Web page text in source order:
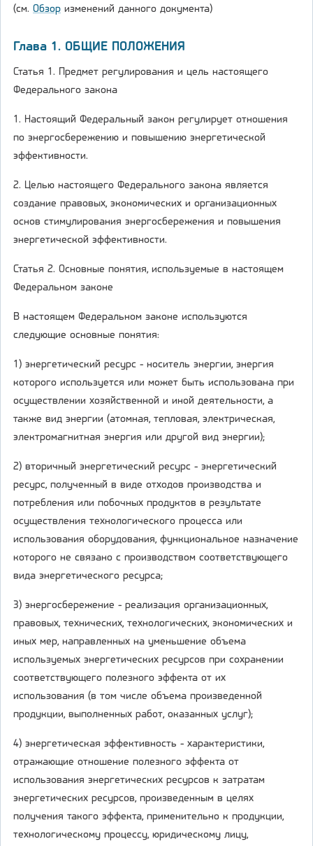
(см. Обзор изменений данного документа)
Глава 1. ОБЩИЕ ПОЛОЖЕНИЯ
Статья 1. Предмет регулирования и цель настоящего
Федерального закона
1. Настоящий Федеральный закон регулирует отношения
по энергосбережению и повышению энергетической
эффективности.
2. Целью настоящего Федерального закона является
создание правовых, экономических и организационных
основ стимулирования энергосбережения и повышения
энергетической эффективности.
Статья 2. Основные понятия, используемые в настоящем
Федеральном законе
В настоящем Федеральном законе используются
следующие основные понятия:
1) энергетический ресурс - носитель энергии, энергия
которого используется или может быть использована при
осуществлении хозяйственной и иной деятельности, а
также вид энергии (атомная, тепловая, электрическая,
электромагнитная энергия или другой вид энергии);
2) вторичный энергетический ресурс - энергетический
ресурс, полученный в виде отходов производства и
потребления или побочных продуктов в результате
осуществления технологического процесса или
использования оборудования, функциональное назначение
которого не связано с производством соответствующего
вида энергетического ресурса;
3) энергосбережение - реализация организационных,
правовых, технических, технологических, экономических и
иных мер, направленных на уменьшение объема
используемых энергетических ресурсов при сохранении
соответствующего полезного эффекта от их
использования (в том числе объема произведенной
продукции, выполненных работ, оказанных услуг);
4) энергетическая эффективность - характеристики,
отражающие отношение полезного эффекта от
использования энергетических ресурсов к затратам
энергетических ресурсов, произведенным в целях
получения такого эффекта, применительно к продукции,
технологическому процессу, юридическому лицу,